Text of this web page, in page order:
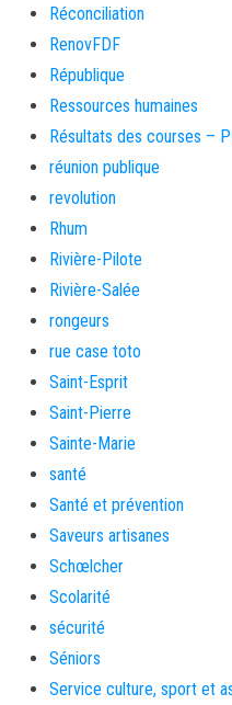
Réconciliation
RenovFDF
République
Ressources humaines
Résultats des courses –
réunion publique
revolution
Rhum
Rivière-Pilote
Rivière-Salée
rongeurs
rue case toto
Saint-Esprit
Saint-Pierre
Sainte-Marie
santé
Santé et prévention
Saveurs artisanes
Schœlcher
Scolarité
sécurité
Séniors
Service culture, sport et